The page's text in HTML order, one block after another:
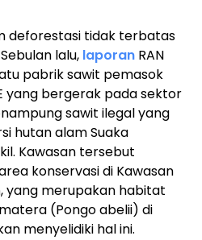
deforestasi tidak terbatas
lalu, laporan RAN
pabrik sawit pemasok
yang bergerak pada sektor
sawit ilegal yang
hutan alam Suaka
Kawasan tersebut
konservasi di Kawasan
yang merupakan habitat
(Pongo abelii) di
menyelidiki hal ini.